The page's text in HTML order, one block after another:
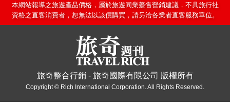
本網站報導之旅遊產品價格，屬於旅遊同業躉售營銷建議，不具旅行社
資格之直客消費者，恕無法以該價購買，請另洽各業者直客服務單位。
旅奇整合行銷 - 旅奇國際有限公司 版權所有
Copyright © Rich International Corporation. All Rights Reserved.